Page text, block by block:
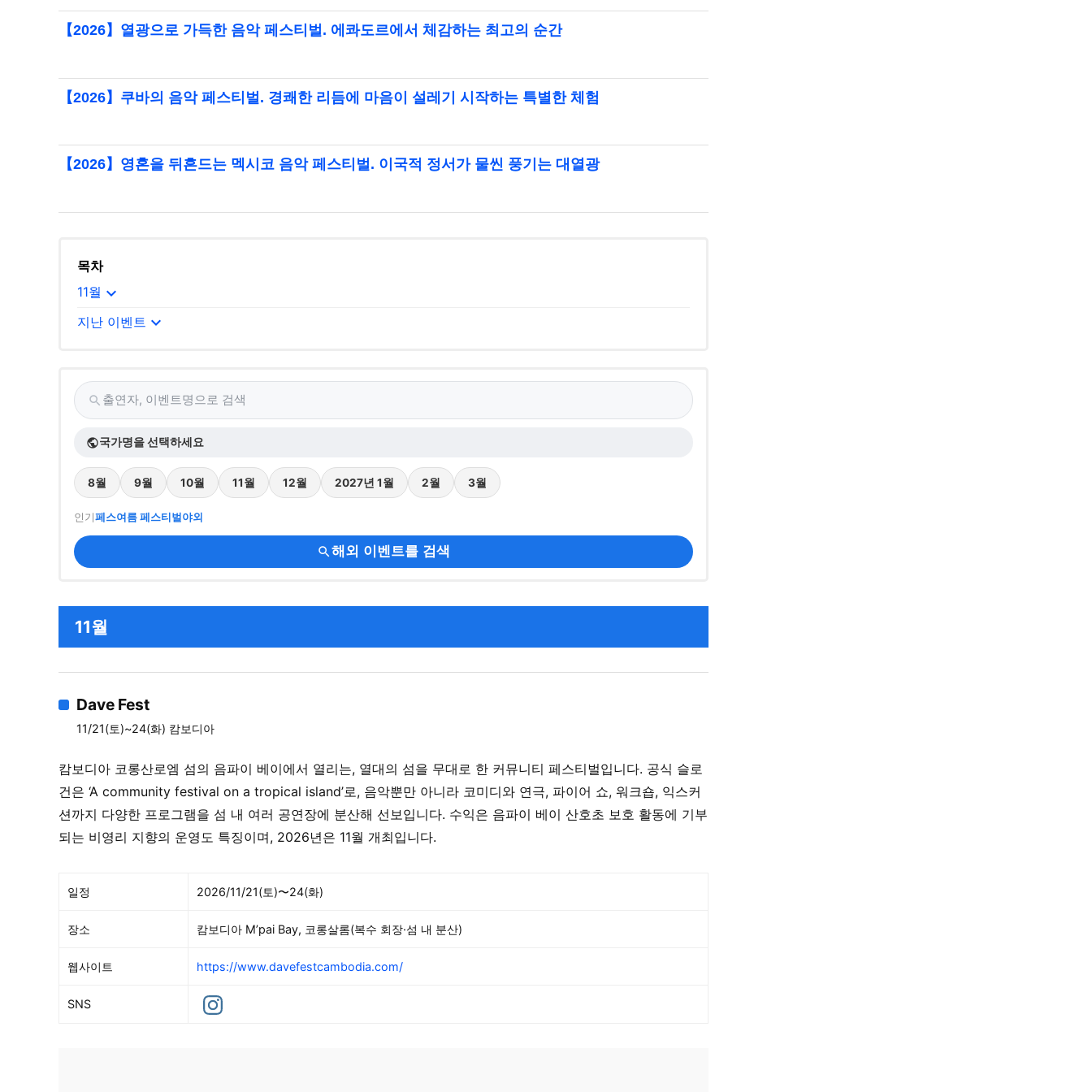
【2026】열광으로 가득한 음악 페스티벌. 에콰도르에서 체감하는 최고의 순간
【2026】쿠바의 음악 페스티벌. 경쾌한 리듬에 마음이 설레기 시작하는 특별한 체험
【2026】영혼을 뒤흔드는 멕시코 음악 페스티벌. 이국적 정서가 물씬 풍기는 대열광
목차
11월 expand_more
지난 이벤트 expand_more
search 출연자, 이벤트명으로 검색
public국가명을 선택하세요
8월 9월 10월 11월 12월 2027년 1월 2월 3월
인기페스여름 페스티벌야외
search해외 이벤트를 검색
11월
Dave Fest
11/21(토)~24(화) 캄보디아
캄보디아 코롱산로엠 섬의 음파이 베이에서 열리는, 열대의 섬을 무대로 한 커뮤니티 페스티벌입니다. 공식 슬로
건은 ‘A community festival on a tropical island’로, 음악뿐만 아니라 코미디와 연극, 파이어 쇼, 워크숍, 익스커
션까지 다양한 프로그램을 섬 내 여러 공연장에 분산해 선보입니다. 수익은 음파이 베이 산호초 보호 활동에 기부
되는 비영리 지향의 운영도 특징이며, 2026년은 11월 개최입니다.
일정 2026/11/21(토)〜24(화)
장소 캄보디아 M’pai Bay, 코롱살롬(복수 회장·섬 내 분산)
웹사이트 https://www.davefestcambodia.com/
SNS